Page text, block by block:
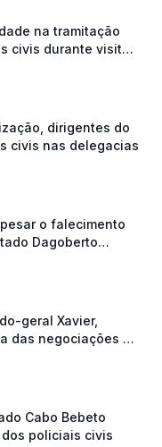
na tramitação
civis durante visita
dirigentes do
civis nas delegacias
o falecimento
Dagoberto
geral Xavier,
das negociações da
e fortalecimento dos
Cabo Bebeto
policiais civis